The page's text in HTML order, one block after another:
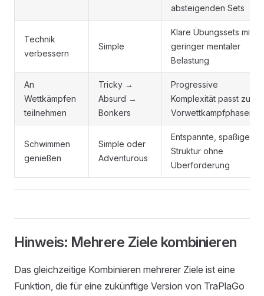
absteigenden Sets
Technik
verbessern
Simple
Klare Übungssets mit
geringer mentaler
Belastung
An
Wettkämpfen
teilnehmen
Tricky →
Absurd →
Bonkers
Progressive
Komplexität passt zu
Vorwettkampfphasen
Schwimmen
genießen
Simple oder
Adventurous
Entspannte, spaßige
Struktur ohne
Überforderung
Hinweis: Mehrere Ziele kombinieren
Das gleichzeitige Kombinieren mehrerer Ziele ist eine
Funktion, die für eine zukünftige Version von TraPlaGo